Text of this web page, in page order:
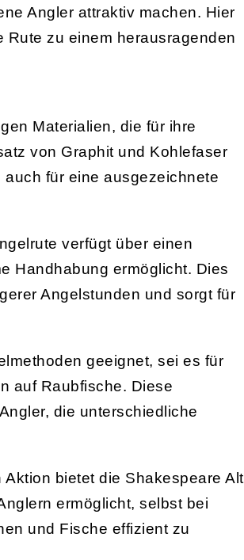
Angler attraktiv machen. Hier
zu einem herausragenden
Materialien, die für ihre
von Graphit und Kohlefaser
für eine ausgezeichnete
verfügt über einen
Handhabung ermöglicht. Dies
Angelstunden und sorgt für
geeignet, sei es für
auf Raubfische. Diese
die unterschiedliche
bietet die Shakespeare Alt
ermöglicht, selbst bei
und Fische effizient zu